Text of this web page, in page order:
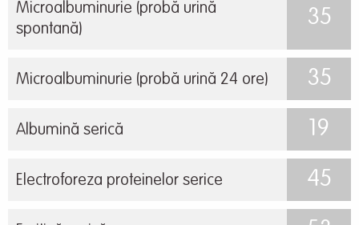
Microalbuminurie (probă urină
spontană)
35
Microalbuminurie (probă urină 24 ore) 35
Albumină serică 19
Electroforeza proteinelor serice 45